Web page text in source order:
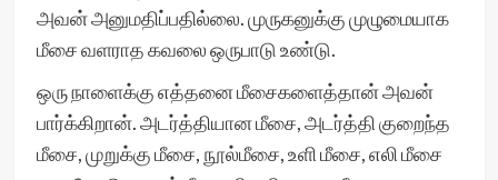
அவன் அனுமதிப்பதில்லை. முருகனுக்கு முழுமையாக
மீசை வளராத கவலை ஒருபாடு உண்டு.
ஒரு நாளைக்கு எத்தனை மீசைகளைத்தான் அவன்
பார்க்கிறான். அடர்த்தியான மீசை, அடர்த்தி குறைந்த
மீசை, முறுக்கு மீசை, நூல்மீசை, உளி மீசை, எலி மீசை